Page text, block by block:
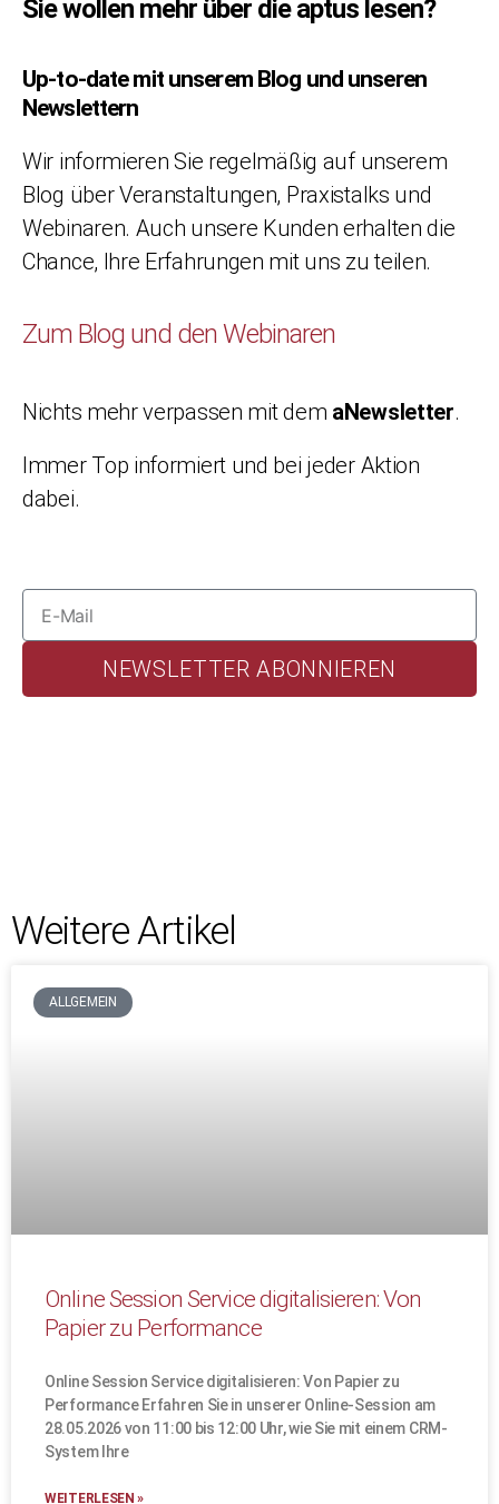
Sie wollen mehr über die aptus lesen?
Up-to-date mit unserem Blog und unseren
Newslettern
Wir informieren Sie regelmäßig auf unserem
Blog über Veranstaltungen, Praxistalks und
Webinaren. Auch unsere Kunden erhalten die
Chance, Ihre Erfahrungen mit uns zu teilen.
Zum Blog und den Webinaren
Nichts mehr verpassen mit dem aNewsletter.
Immer Top informiert und bei jeder Aktion
dabei.
NEWSLETTER ABONNIEREN
Weitere Artikel
ALLGEMEIN
Online Session Service digitalisieren: Von
Papier zu Performance
Online Session Service digitalisieren: Von Papier zu
Performance Erfahren Sie in unserer Online-Session am
28.05.2026 von 11:00 bis 12:00 Uhr, wie Sie mit einem CRM-
System Ihre
WEITERLESEN »